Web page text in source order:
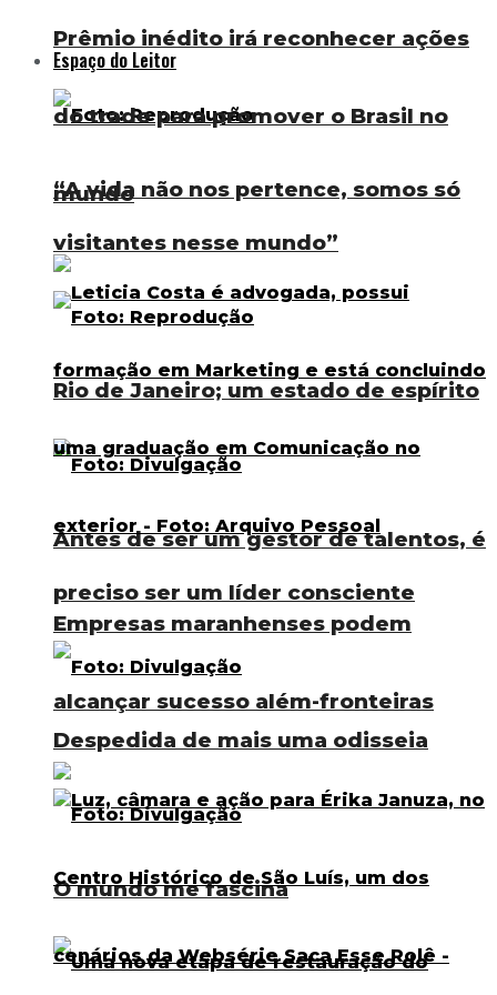
Espaço do Leitor
“A vida não nos pertence, somos só
visitantes nesse mundo”
Rio de Janeiro; um estado de espírito
Antes de ser um gestor de talentos, é
preciso ser um líder consciente
Despedida de mais uma odisseia
O mundo me fascina
Prêmio inédito irá reconhecer ações
do trade para promover o Brasil no
mundo
Empresas maranhenses podem
alcançar sucesso além-fronteiras